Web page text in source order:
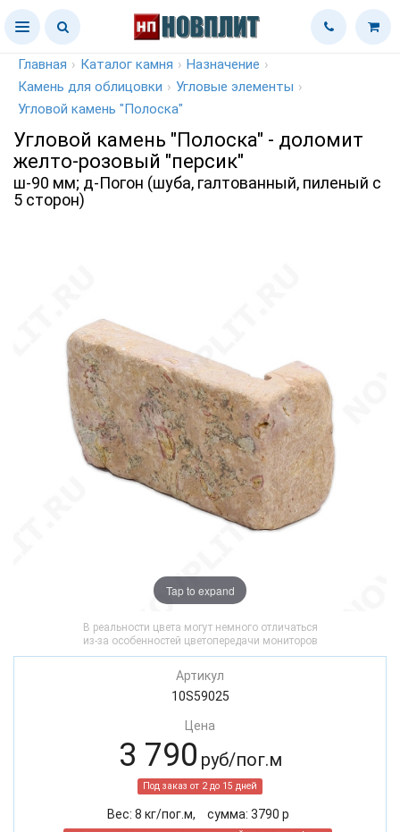
Главная › Каталог камня › Назначение ›
Камень для облицовки › Угловые элементы ›
Угловой камень "Полоска"
Угловой камень "Полоска" - доломит
желто-розовый "персик"
ш-90 мм; д-Погон (шуба, галтованный, пиленый с
5 сторон)
Tap to expand
В реальности цвета могут немного отличаться
из-за особенностей цветопередачи мониторов
Артикул
10S59025
Цена
3 790 руб/пог.м
Под заказ от 2 до 15 дней
Вес: 8 кг/пог.м, cумма: 3790 р